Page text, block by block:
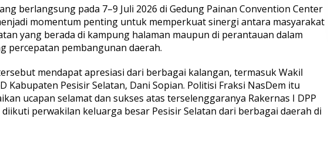
berlangsung pada 7–9 Juli 2026 di Gedung Painan Convention Center
momentum penting untuk memperkuat sinergi antara masyarakat
yang berada di kampung halaman maupun di perantauan dalam
percepatan pembangunan daerah.
mendapat apresiasi dari berbagai kalangan, termasuk Wakil
Kabupaten Pesisir Selatan, Dani Sopian. Politisi Fraksi NasDem itu
ucapan selamat dan sukses atas terselenggaranya Rakernas I DPP
diikuti perwakilan keluarga besar Pesisir Selatan dari berbagai daerah di